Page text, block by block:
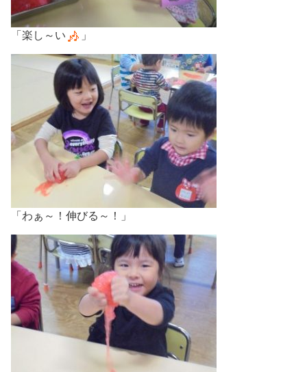
「楽し～い 」
「わぁ～！伸びる～！」